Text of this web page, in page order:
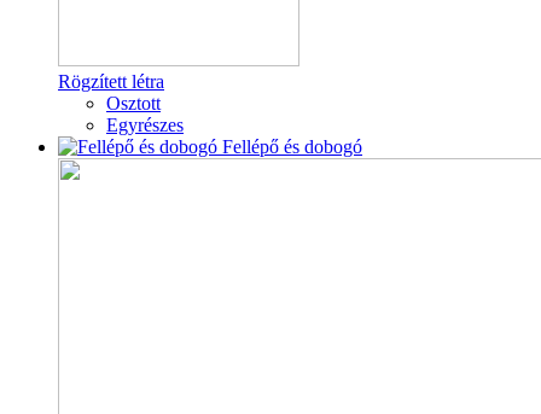
Rögzített létra
Osztott
Egyrészes
Fellépő és dobogó